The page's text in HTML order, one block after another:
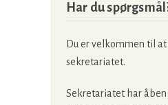
Har du
Du er velkommen til
sekretariatet.
Sekretariatet har